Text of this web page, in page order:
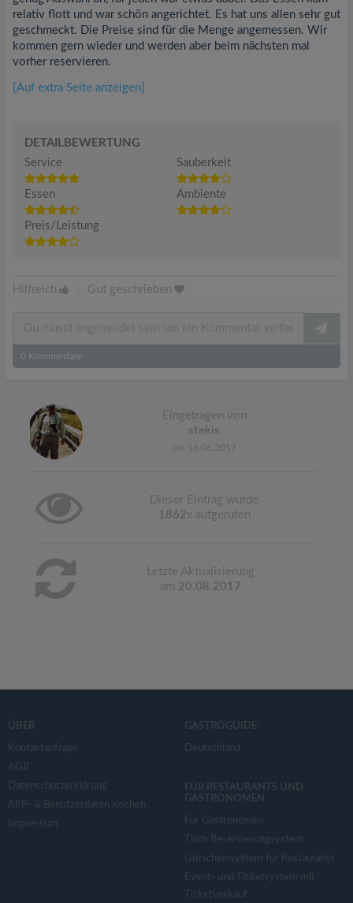
relativ flott und war schön angerichtet. Es hat uns allen sehr gut
geschmeckt. Die Preise sind für die Menge angemessen. Wir
kommen gern wieder und werden aber beim nächsten mal
vorher reservieren.
[Auf extra Seite anzeigen]
DETAILBEWERTUNG
Service
Sauberkeit
Essen Ambiente
Preis/Leistung
Hilfreich Gut geschrieben
0 Kommentare
Eingetragen von
stekis
am 16.06.2017
Dieser Eintrag wurde
1862x aufgerufen
Letzte Aktualisierung
am 20.08.2017
ÜBER
Kontaktanfrage
AGB
Datenschutzerklärung
APP- & Benutzerdaten löschen
Impressum
GASTROGUIDE
Deutschland
FÜR RESTAURANTS UND
GASTRONOMEN
Für Gastronomen
Tisch Reservierungsystem
Gutscheinsystem für Restaurants
Event- und Ticketsystem mit
Ticketverkauf